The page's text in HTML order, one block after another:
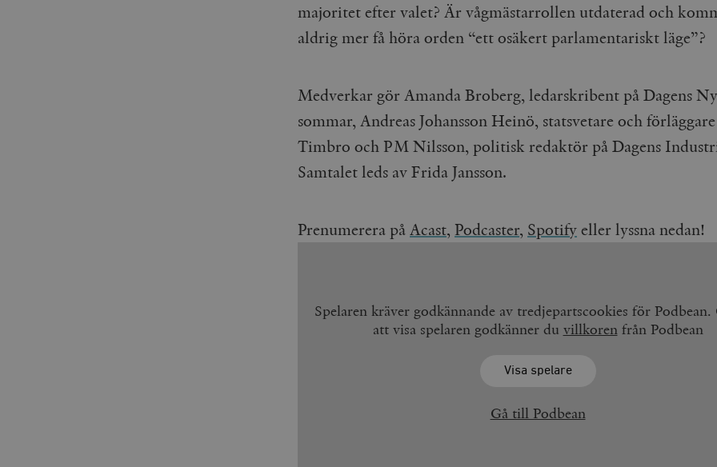
majoritet efter valet? Är vågmästarrollen utdaterad och
aldrig mer få höra orden “ett osäkert parlamentariskt läge”?
Medverkar gör Amanda Broberg, ledarskribent på Dagens
sommar, Andreas Johansson Heinö, statsvetare och
Timbro och PM Nilsson, politisk redaktör på Dagens
Samtalet leds av Frida Jansson.
Prenumerera påAcast, Podcaster, Spotifyeller lyssna nedan!
Spelaren kräver godkännande av tredjepartscookies för Podbean.
att visa spelaren godkänner du villkorenfrån Podbean
Visa spelare
Gå till Podbean